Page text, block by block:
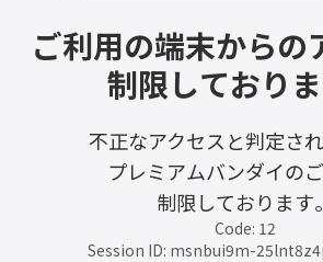
ご利用の端末からの
制限しておりま
不正なアクセスと判定され
プレミアムバンダイの
制限しております。
Code: 12
Session ID: msnbui9m-